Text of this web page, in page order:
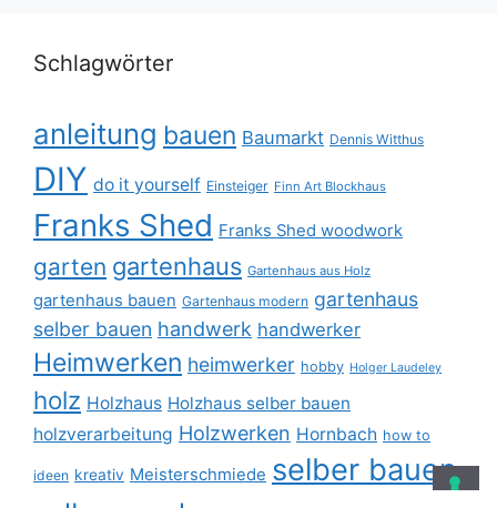
Schlagwörter
anleitung bauen Baumarkt Dennis Witthus
DIY do it yourself Einsteiger Finn Art Blockhaus
Franks Shed Franks Shed woodwork
garten gartenhaus Gartenhaus aus Holz
gartenhaus bauen Gartenhaus modern gartenhaus
selber bauen handwerk handwerker
Heimwerken heimwerker hobby Holger Laudeley
holz Holzhaus Holzhaus selber bauen
holzverarbeitung Holzwerken Hornbach how to
ideen kreativ Meisterschmiede selber bauen